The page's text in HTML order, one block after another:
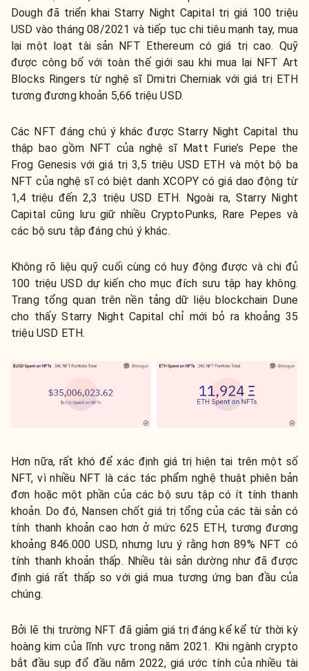
Dough đã triển khai Starry Night Capital trị giá 100 triệu
USD vào tháng 08/2021 và tiếp tục chi tiêu mạnh tay, mua
lại một loạt tài sản NFT Ethereum có giá trị cao. Quỹ
được công bố với toàn thế giới sau khi mua lại NFT Art
Blocks Ringers từ nghệ sĩ Dmitri Cherniak với giá trị ETH
tương đương khoản 5,66 triệu USD.
Các NFT đáng chú ý khác được Starry Night Capital thu
thập bao gồm NFT của nghệ sĩ Matt Furie’s Pepe the
Frog Genesis với giá trị 3,5 triệu USD ETH và một bộ ba
NFT của nghệ sĩ có biệt danh XCOPY có giá dao động từ
1,4 triệu đến 2,3 triệu USD ETH. Ngoài ra, Starry Night
Capital cũng lưu giữ nhiều CryptoPunks, Rare Pepes và
các bộ sưu tập đáng chú ý khác.
Không rõ liệu quỹ cuối cùng có huy động được và chi đủ
100 triệu USD dự kiến ​​cho mục đích sưu tập hay không.
Trang tổng quan trên nền tảng dữ liệu blockchain Dune
cho thấy Starry Night Capital chỉ mới bỏ ra khoảng 35
triệu USD ETH.
Hơn nữa, rất khó để xác định giá trị hiện tại trên một số
NFT, vì nhiều NFT là các tác phẩm nghệ thuật phiên bản
đơn hoặc một phần của các bộ sưu tập có ít tính thanh
khoản. Do đó, Nansen chốt giá trị tổng của các tài sản có
tính thanh khoản cao hơn ở mức 625 ETH, tương đương
khoảng 846.000 USD, nhưng lưu ý rằng hơn 89% NFT có
tính thanh khoản thấp. Nhiều tài sản dường như đã được
định giá rất thấp so với giá mua tương ứng ban đầu của
chúng.
Bởi lẽ thị trường NFT đã giảm giá trị đáng kể kể từ thời kỳ
hoàng kim của lĩnh vực trong năm 2021. Khi ngành crypto
bắt đầu sụp đổ đầu năm 2022, giá ước tính của nhiều tài